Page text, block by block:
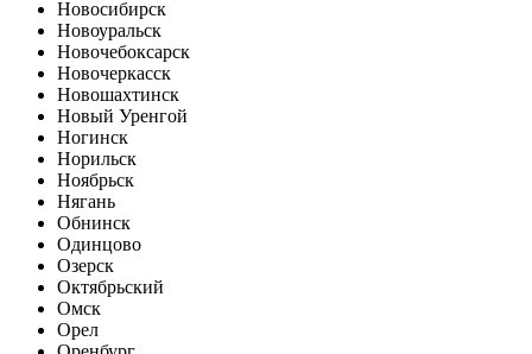
Новосибирск
Новоуральск
Новочебоксарск
Новочеркасск
Новошахтинск
Новый Уренгой
Ногинск
Норильск
Ноябрьск
Нягань
Обнинск
Одинцово
Озерск
Октябрьский
Омск
Орел